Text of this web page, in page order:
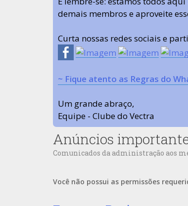
demais membros e aproveite
Curta nossas redes sociais e
~ Fique atento as Regras do
Um grande abraço,
Equipe - Clube do Vectra
Anúncios
Comunicados da administração aos
Você não possui as permissões